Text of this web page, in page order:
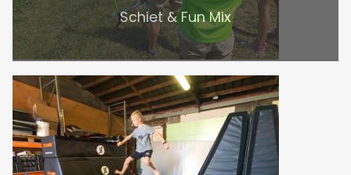
Schiet & Fun Mix